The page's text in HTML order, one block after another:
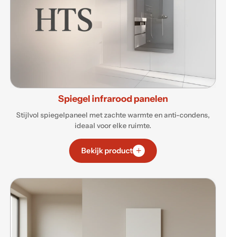
Spiegel infrarood panelen
Stijlvol spiegelpaneel met zachte warmte en anti-condens,
ideaal voor elke ruimte.
Bekijk product